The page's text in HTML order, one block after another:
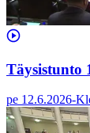
Täysistunto
pe 12.6.2026-